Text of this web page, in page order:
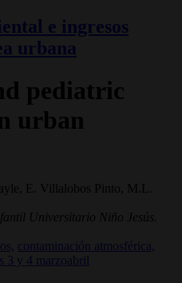
e ingresos
urbana
pediatric
urban
E. Villalobos Pinto, M.L.
Universitario Niño Jesús.
contaminación atmosférica,
3 y 4 marzoabril